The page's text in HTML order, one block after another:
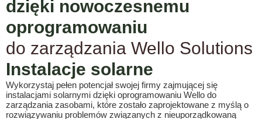
dzięki nowoczesnemu
oprogramowaniu
do zarządzania Wello Solutions
Instalacje solarne
Wykorzystaj pełen potencjał swojej firmy zajmującej się
instalacjami solarnymi dzięki oprogramowaniu Wello do
zarządzania zasobami, które zostało zaprojektowane z myślą o
rozwiązywaniu problemów związanych z nieuporządkowaną